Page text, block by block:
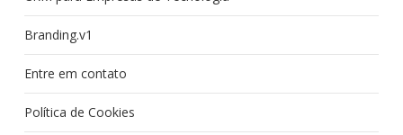
Branding.v1
Entre em contato
Política de Cookies